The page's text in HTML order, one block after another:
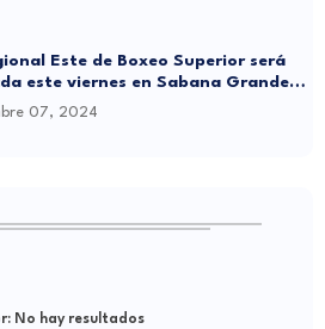
Este de Boxeo Superior será
este viernes en Sabana Grande
07, 2024
No hay resultados